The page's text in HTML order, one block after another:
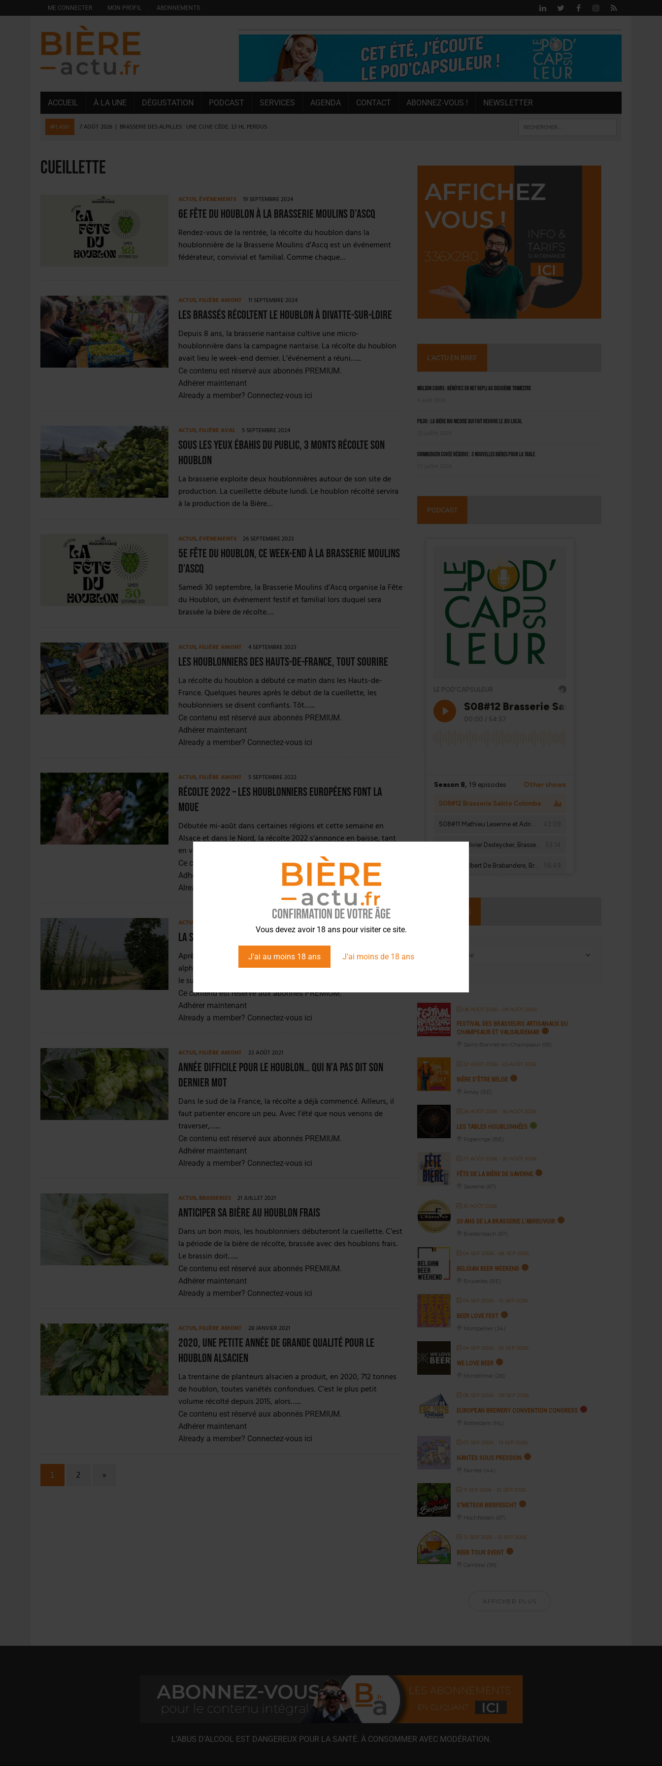
Confirmation de votre âge
Vous devez avoir 18 ans pour visiter ce site.
J'ai au moins 18 ans J'ai moins de 18 ans
ME CONNECTER MON PROFIL ABONNEMENTS
ACCUEIL À LA UNE DÉGUSTATION PODCAST SERVICES AGENDA CONTACT ABONNEZ-VOUS ! NEWSLETTER
#FLASH 7 AOÛT 2026 BRASSERIE DES ALPILLES : UNE CUVE CÈDE, 13 HL PERDUS
6 AOÛT 2026 | SAVERNE : LA FÊTE DE LA BIÈRE SOUFFLE SA 15E BOUGIE
5 AOÛT 2026 HEINEKEN A SUPPRIMÉ 3 000 POSTES AU PREMIER SEMESTRE
4 AOÛT 2026 DESPERADOS AVENIDA : 3 INNOVATIONS LATINES DE L’ÉTÉ
4 AOÛT 2026 | LA GÉNÉRATION Z ET LA MODÉRATION RÉINVENTENT LE MARCHÉ [ÉTUDE]
LES EXPORTATIONS DE L’UE CHUTENT DE 11 % EN 2025
cueillette
ACTUS, ÉVÉNEMENTS 19 SEPTEMBRE 2024
6e Fête du houblon à la Brasserie Moulins d’Ascq
Rendez-vous de la rentrée, la récolte du houblon dans la
houblonnière de la Brasserie Moulins d’Ascq est un événement
fédérateur, convivial et familial. Comme chaque…
ACTUS, FILIÈRE AMONT 11 SEPTEMBRE 2024
Les Brassés récoltent le houblon à Divatte-sur-Loire
Depuis 8 ans, la brasserie nantaise cultive une micro-
houblonnière dans la campagne nantaise. La récolte du houblon
avait lieu le week-end dernier. L’événement a réuni…...
Ce contenu est réservé aux abonnés PREMIUM.
Adhérer maintenant
Already a member? Connectez-vous ici
ACTUS, FILIÈRE AVAL 5 SEPTEMBRE 2024
Sous les yeux ébahis du public, 3 Monts récolte son
houblon
La brasserie exploite deux houblonnières autour de son site de
production. La cueillette débute lundi. Le houblon récolté servira
à la production de la Bière…
ACTUS, ÉVÉNEMENTS 26 SEPTEMBRE 2023
5e Fête du Houblon, ce week-end à la Brasserie Moulins
d’Ascq
Samedi 30 septembre, la Brasserie Moulins d’Ascq organise la Fête
du Houblon, un événement festif et familial lors duquel sera
brassée la bière de récolte….
ACTUS, FILIÈRE AMONT 4 SEPTEMBRE 2023
Les houblonniers des Hauts-de-France, tout sourire
La récolte du houblon a débuté ce matin dans les Hauts-de-
France. Quelques heures après le début de la cueillette, les
houblonniers se disent confiants. Tôt…...
Ce contenu est réservé aux abonnés PREMIUM.
Adhérer maintenant
Already a member? Connectez-vous ici
ACTUS, FILIÈRE AMONT 5 SEPTEMBRE 2022
Récolte 2022 – Les houblonniers européens font la
moue
Débutée mi-août dans certaines régions et cette semaine en
Alsace et dans le Nord, la récolte 2022 s’annonce en baisse, tant
en volumes qu’en qualité…....
Ce contenu est réservé aux abonnés PREMIUM.
Adhérer maintenant
Already a member?
Connectez-vous ici
ACTUS
La sécheresse met la pression sur le houblon
Après une année 2021 exceptionnelle, tant en rendement qu’en
alphas, la récolte 2022 s’annonce beaucoup plus incertaine. Dans
le sud de la France, la cueillette…...
Ce contenu est réservé aux abonnés PREMIUM.
Adhérer maintenant
Already a member? Connectez-vous ici
ACTUS, FILIÈRE AMONT 23 AOÛT 2021
Année difficile pour le houblon… qui n’a pas dit son
dernier mot
Dans le sud de la France, la récolte a déjà commencé. Ailleurs, il
faut patienter encore un peu. Avec l’été que nous venons de
traverser,…...
Ce contenu est réservé aux abonnés PREMIUM.
Adhérer maintenant
Already a member? Connectez-vous ici
ACTUS, BRASSERIES 21 JUILLET 2021
Anticiper sa bière au houblon frais
Dans un bon mois, les houblonniers débuteront la cueillette. C’est
la période de la bière de récolte, brassée avec des houblons frais.
Le brassin doit…...
Ce contenu est réservé aux abonnés PREMIUM.
Adhérer maintenant
Already a member? Connectez-vous ici
ACTUS, FILIÈRE AMONT 28 JANVIER 2021
2020, une petite année de grande qualité pour le
houblon alsacien
La trentaine de planteurs alsacien a produit, en 2020, 712 tonnes
de houblon, toutes variétés confondues. C’est le plus petit
volume récolté depuis 2015, alors…...
Ce contenu est réservé aux abonnés PREMIUM.
Adhérer maintenant
Already a member? Connectez-vous ici
1 2 »
L'ACTU EN BREF
Molson Coors : bénéfice en net repli au deuxième trimestre
Pilou : la bière bio niçoise qui fait revivre le jeu local
Grimbergen Cuvée Réserve : 3 nouvelles bières pour la table
PODCAST
ÉVÉNEMENTS
08 AOÛT 2026 - 09 AOÛT 2026
FESTIVAL DES BRASSEURS ARTISANAUX DU
CHAMPSAUR ET VALGAUDEMAR
Saint-Bonnet-en-Champsaur (05)
22 AOÛT 2026 - 23 AOÛT 2026
BIÈRE D’ÊTRE BELGE
Amay (BE)
26 AOÛT 2026 - 30 AOÛT 2026
LES TABLES HOUBLONNÉES
Poperinge (BE)
27 AOÛT 2026 - 30 AOÛT 2026
FÊTE DE LA BIÈRE DE SAVERNE
Saverne (67)
30 AOÛT 2026
20 ANS DE LA BRASSERIE L’ABREUVOIR
Breitenbach (67)
04 SEP 2026 - 06 SEP 2026
BELGIAN BEER WEEKEND
Bruxelles (BE)
04 SEP 2026 - 12 SEP 2026
BEER LOVE FEST
Montpellier (34)
04 SEP 2026 - 05 SEP 2026
WE LOVE BEER
Montélimar (26)
06 SEP 2026 - 09 SEP 2026
EUROPEAN BREWERY CONVENTION CONGRESS
Rotterdam (NL)
07 SEP 2026 - 13 SEP 2026
NANTES SOUS PRESSION
Nantes (44)
11 SEP 2026 - 12 SEP 2026
S’METEOR BIERFESCHT
Hochfelden (67)
12 SEP 2026 - 13 SEP 2026
BEER TOUR EVENT
Cambrai (59)
AFFICHER PLUS
L’ABUS D’ALCOOL EST DANGEREUX POUR LA SANTÉ. À CONSOMMER AVEC MODÉRATION.